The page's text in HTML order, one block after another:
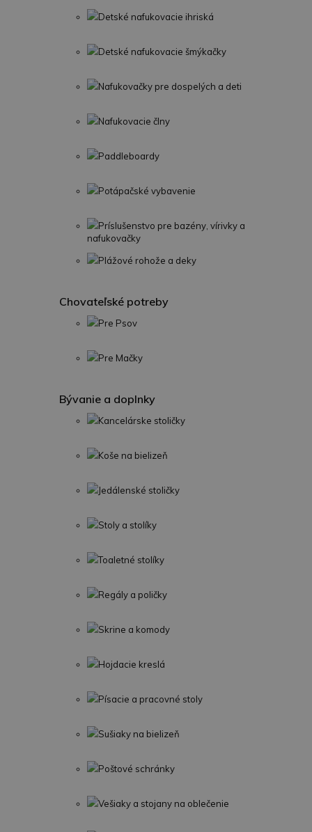
Detské nafukovacie ihriská
Detské nafukovacie šmýkačky
Nafukovačky pre dospelých a deti
Nafukovacie člny
Paddleboardy
Potápačské vybavenie
Príslušenstvo pre bazény, vírivky a
nafukovačky
Plážové rohože a deky
Chovateľské potreby
Pre Psov
Pre Mačky
Bývanie a doplnky
Kancelárske stoličky
Koše na bielizeň
Jedálenské stoličky
Stoly a stolíky
Toaletné stolíky
Regály a poličky
Skrine a komody
Hojdacie kreslá
Písacie a pracovné stoly
Sušiaky na bielizeň
Poštové schránky
Vešiaky a stojany na oblečenie